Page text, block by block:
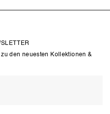
den neuesten Kollektionen &